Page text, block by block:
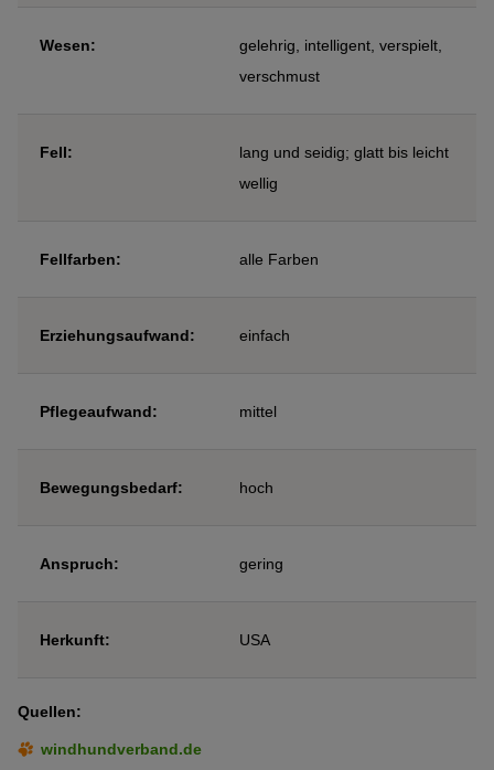
Wesen:
gelehrig, intelligent, verspielt,
verschmust
Fell:
lang und seidig; glatt bis leicht
wellig
Fellfarben: alle Farben
Erziehungsaufwand: einfach
Pflegeaufwand: mittel
Bewegungsbedarf: hoch
Anspruch: gering
Herkunft: USA
Quellen:
windhundverband.de